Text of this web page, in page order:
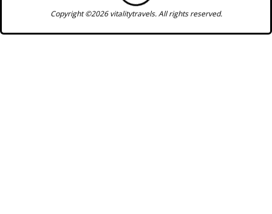
Copyright ©2026 vitalitytravels. All rights reserved.